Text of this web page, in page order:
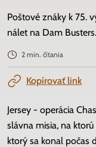
Poštové znáky k 75.
nálet na Dam Busters.
2 min. čítania
Kopírovať link
Jersey - operácia
slávna misia, na
ktorý sa konal počas